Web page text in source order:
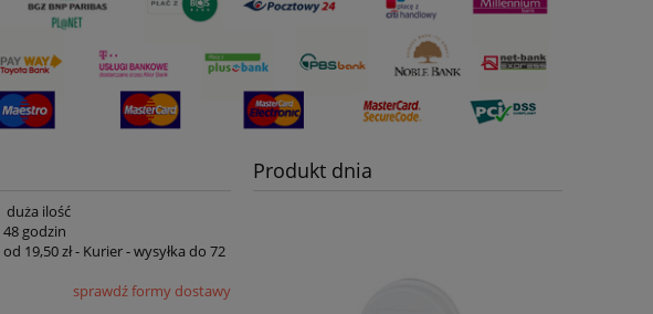
duża ilość
48 godzin
od 19,50 zł- Kurier - wysyłka do 72
sprawdź formy dostawy
Produkt dnia